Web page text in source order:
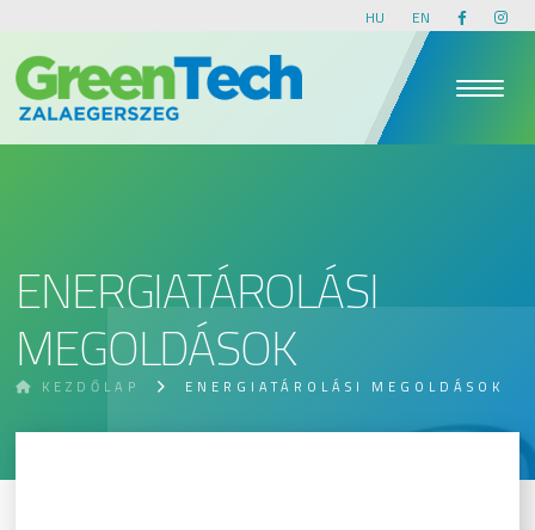
HU EN
ENERGIATÁROLÁSI
MEGOLDÁSOK
KEZDŐLAP ENERGIATÁROLÁSI MEGOLDÁSOK